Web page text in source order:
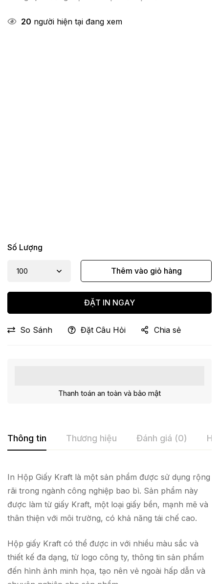
20 người hiện tại đang xem
Số Lượng
Thêm vào giỏ hàng
ĐẶT IN NGAY
So Sánh Đặt Câu Hỏi Chia sẻ
Thanh toán an toàn và bảo mật
Thông tin Thương hiệu Đánh giá (0)
In Hộp Giấy Kraft là một sản phẩm được sử dụng rộng
rãi trong ngành công nghiệp bao bì. Sản phẩm này
được làm từ giấy Kraft, một loại giấy bền, mạnh mẽ và
thân thiện với môi trường, có khả năng tái chế cao.
Hộp giấy Kraft có thể được in với nhiều màu sắc và
thiết kế đa dạng, từ logo công ty, thông tin sản phẩm
đến hình ảnh minh họa, tạo nên vẻ ngoài hấp dẫn và